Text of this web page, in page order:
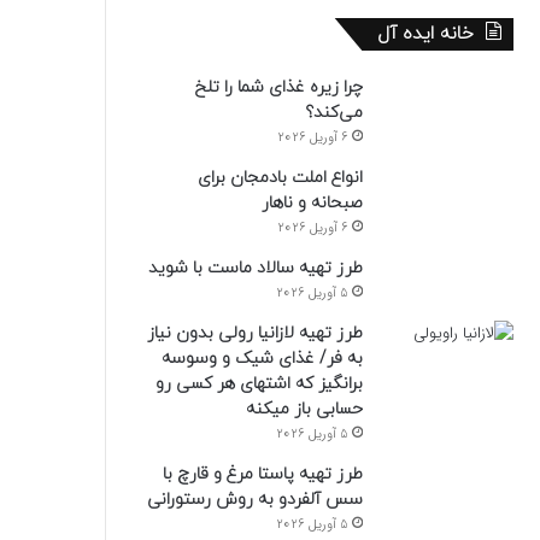
خانه ایده آل
چرا زیره غذای شما را تلخ
می‌کند؟
6 آوریل 2026
انواع املت بادمجان برای
صبحانه و ناهار
6 آوریل 2026
طرز تهیه سالاد ماست با شوید
5 آوریل 2026
طرز تهیه لازانیا رولی بدون نیاز
به فر/ غذای شیک و وسوسه
برانگیز که اشتهای هر کسی رو
حسابی باز میکنه
5 آوریل 2026
طرز تهیه پاستا مرغ و قارچ با
سس آلفردو به روش رستورانی
5 آوریل 2026